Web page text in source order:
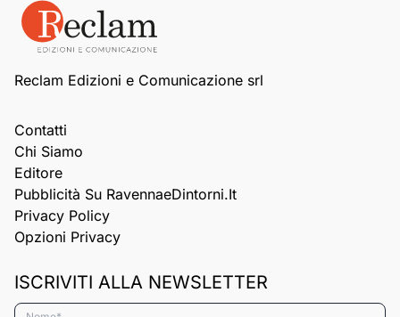
Reclam Edizioni e Comunicazione srl
Contatti
Chi Siamo
Editore
Pubblicità Su RavennaeDintorni.it
Privacy Policy
Opzioni Privacy
ISCRIVITI ALLA NEWSLETTER
Nome*